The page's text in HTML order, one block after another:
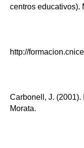
centros educativos).
http://
Carbonell, J. (2001).
Morata.